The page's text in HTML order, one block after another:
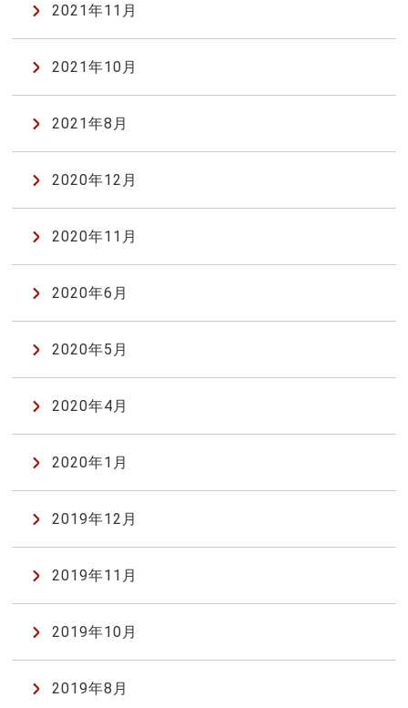
2021年11月
2021年10月
2021年8月
2020年12月
2020年11月
2020年6月
2020年5月
2020年4月
2020年1月
2019年12月
2019年11月
2019年10月
2019年8月